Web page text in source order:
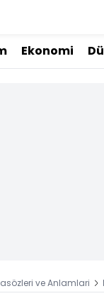
Ekonomi
ve Anlamlari